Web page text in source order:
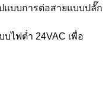
แบบการต่อสายแบบปลั๊ก
ไฟต่ำ 24VAC เพื่อ